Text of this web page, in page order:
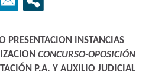
PRESENTACION INSTANCIAS
CONCURSO-OPOSICIÓN
P.A. Y AUXILIO JUDICIAL